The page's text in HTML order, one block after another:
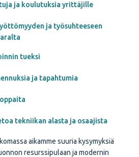
ja koulutuksia yrittäjille
ja työsuhteeseen
tueksi
ja tapahtumia
tekniikan alasta ja osaajista
aikamme suuria kysymyksiä
resurssipulaan ja modernin